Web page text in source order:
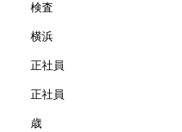
検査
横浜
正社員
正社員
歳